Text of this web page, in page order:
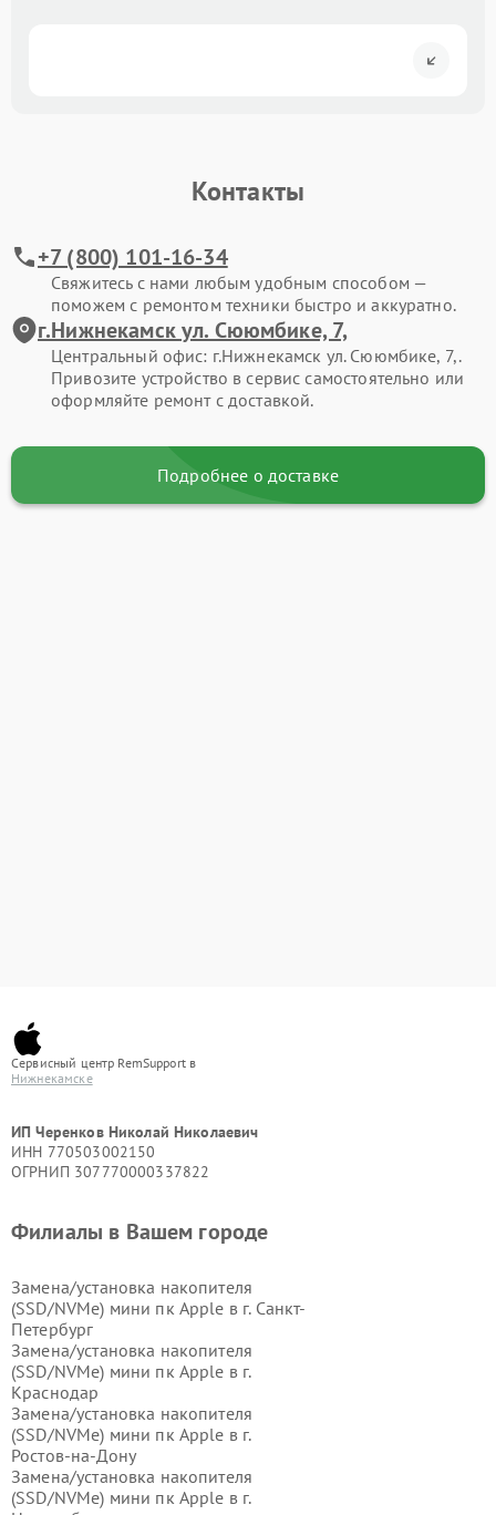
Контакты
+7 (800) 101-16-34
Свяжитесь с нами любым удобным способом —
поможем с ремонтом техники быстро и аккуратно.
г.Нижнекамск ул. Сююмбике, 7,
Центральный офис: г.Нижнекамск ул. Сююмбике, 7,.
Привозите устройство в сервис самостоятельно или
оформляйте ремонт с доставкой.
Подробнее о доставке
Сервисный центр RemSupport в
Нижнекамске
ИП Черенков Николай Николаевич
ИНН 770503002150
ОГРНИП 307770000337822
Филиалы в Вашем городе
Замена/установка накопителя
(SSD/NVMe) мини пк Apple в г. Санкт-
Петербург
Замена/установка накопителя
(SSD/NVMe) мини пк Apple в г.
Краснодар
Замена/установка накопителя
(SSD/NVMe) мини пк Apple в г.
Ростов-на-Дону
Замена/установка накопителя
(SSD/NVMe) мини пк Apple в г.